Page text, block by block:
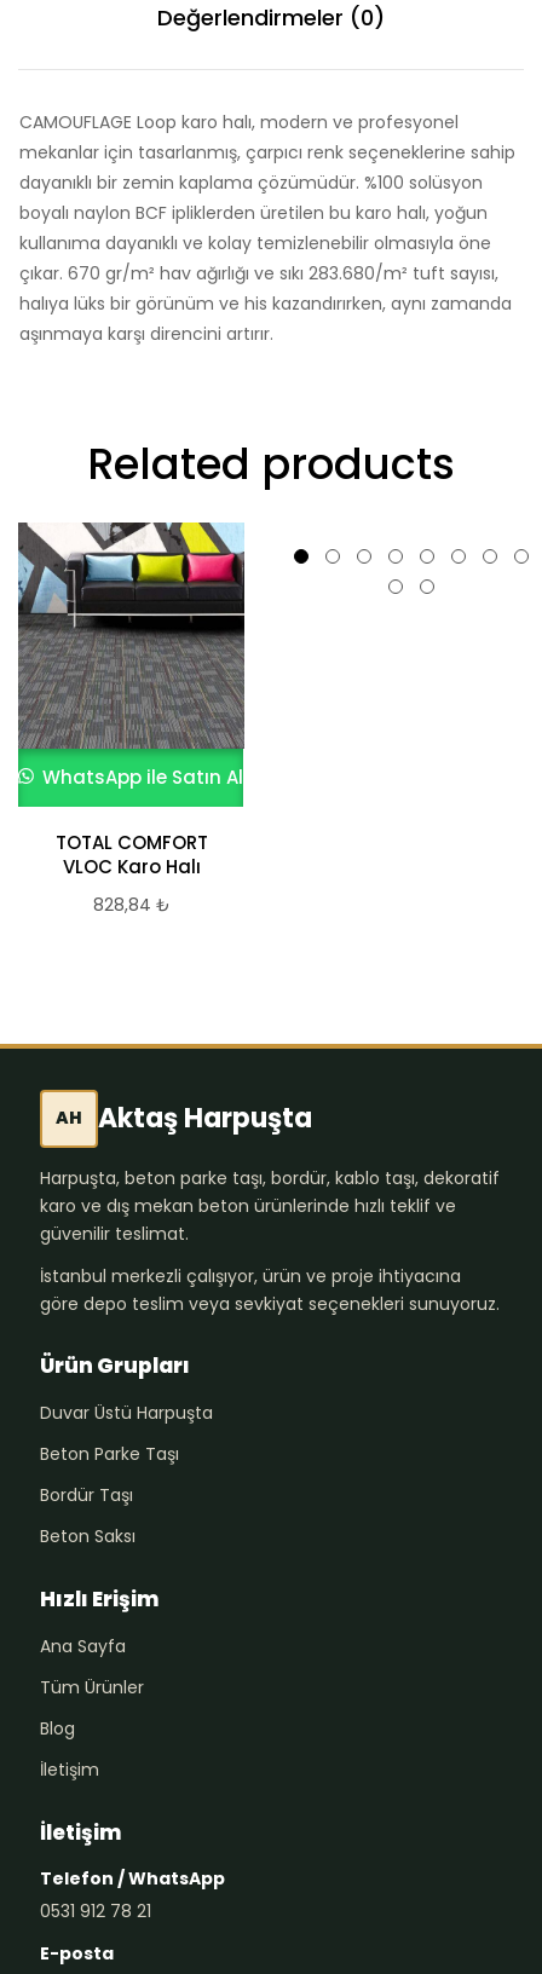
Değerlendirmeler (0)
CAMOUFLAGE Loop karo halı, modern ve profesyonel
mekanlar için tasarlanmış, çarpıcı renk seçeneklerine sahip
dayanıklı bir zemin kaplama çözümüdür. %100 solüsyon
boyalı naylon BCF ipliklerden üretilen bu karo halı, yoğun
kullanıma dayanıklı ve kolay temizlenebilir olmasıyla öne
çıkar. 670 gr/m² hav ağırlığı ve sıkı 283.680/m² tuft sayısı,
halıya lüks bir görünüm ve his kazandırırken, aynı zamanda
aşınmaya karşı direncini artırır.
Related products
WhatsApp ile Satın Al
TOTAL COMFORT
VLOC Karo Halı
828,84 ₺
AH Aktaş Harpuşta
Harpuşta, beton parke taşı, bordür, kablo taşı, dekoratif
karo ve dış mekan beton ürünlerinde hızlı teklif ve
güvenilir teslimat.
İstanbul merkezli çalışıyor, ürün ve proje ihtiyacına
göre depo teslim veya sevkiyat seçenekleri sunuyoruz.
Ürün Grupları
Duvar Üstü Harpuşta
Beton Parke Taşı
Bordür Taşı
Beton Saksı
Hızlı Erişim
Ana Sayfa
Tüm Ürünler
Blog
İletişim
İletişim
Telefon / WhatsApp
0531 912 78 21
E-posta